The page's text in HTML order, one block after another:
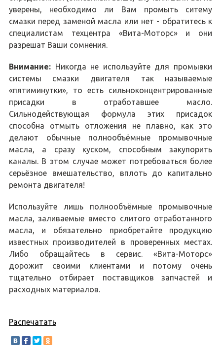
уверены, необходимо ли Вам промыть ситему
смазки перед заменой масла или нет - обратитесь к
специалистам техцентра «Вита-Моторс» и они
разрешат Ваши сомнения.
Внимание:Никогда не используйте для промывки
системы смазки двигателя так называемые
«пятиминутки», то есть сильноконцентрированные
присадки в отработавшее масло.
Сильнодействующая формула этих присадок
способна отмыть отложения не плавно, как это
делают обычные полнообъёмные промывочные
масла, а сразу куском, способным закупорить
каналы. В этом случае может потребоваться более
серьёзное вмешательство, вплоть до капитально
ремонта двигателя!
Используйте лишь полнообъёмные промывочные
масла, заливаемые вместо слитого отработанного
масла, и обязательно приобретайте продукцию
известных производителей в проверенных местах.
Либо обращайтесь в сервис. «Вита-Моторс»
дорожит своими клиентами и потому очень
тщательно отбирает поставщиков запчастей и
расходных материалов.
Распечатать